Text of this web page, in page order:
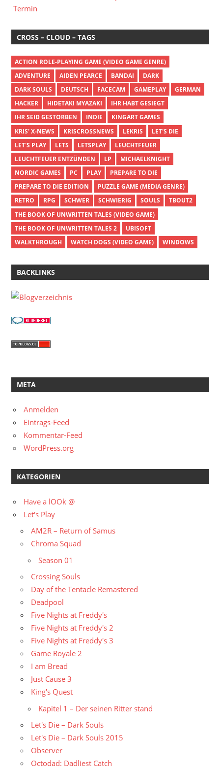
Termin
CROSS – CLOUD – TAGS
ACTION ROLE-PLAYING GAME (VIDEO GAME GENRE)
ADVENTURE
AIDEN PEARCE BANDAI
DARK
DARK SOULS
DEUTSCH FACECAM GAMEPLAY
GERMAN
HACKER
HIDETAKI MYAZAKI
IHR HABT GESIEGT
IHR SEID GESTORBEN
INDIE
KINGART GAMES
KRIS' X-NEWS
KRISCROSSNEWS LEKRIS
LET'S DIE
LET'S PLAY
LETS LETSPLAY
LEUCHTFEUER
LEUCHTFEUER ENTZÜNDEN
LP
MICHAELKNIGHT
NORDIC GAMES
PC PLAY
PREPARE TO DIE
PREPARE TO DIE EDITION
PUZZLE GAME (MEDIA GENRE)
RETRO
RPG SCHWER SCHWIERIG SOULS
TBOUT2
THE BOOK OF UNWRITTEN TALES (VIDEO GAME)
THE BOOK OF UNWRITTEN TALES 2
UBISOFT
WALKTHROUGH
WATCH DOGS (VIDEO GAME) WINDOWS
BACKLINKS
META
Anmelden
Eintrags-Feed
Kommentar-Feed
WordPress.org
KATEGORIEN
Have a lOOk @
Let's Play
AM2R – Return of Samus
Chroma Squad
Season 01
Crossing Souls
Day of the Tentacle Remastered
Deadpool
Five Nights at Freddy's
Five Nights at Freddy's 2
Five Nights at Freddy's 3
Game Royale 2
I am Bread
Just Cause 3
King's Quest
Kapitel 1 – Der seinen Ritter stand
Let's Die – Dark Souls
Let's Die – Dark Souls 2015
Observer
Octodad: Dadliest Catch